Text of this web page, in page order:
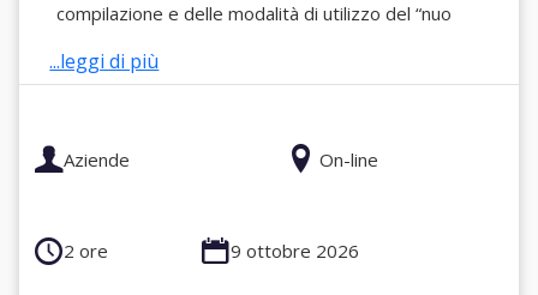
compilazione e delle modalità di utilizzo del “nuo
...leggi di più
Aziende On-line
2 ore 9 ottobre 2026